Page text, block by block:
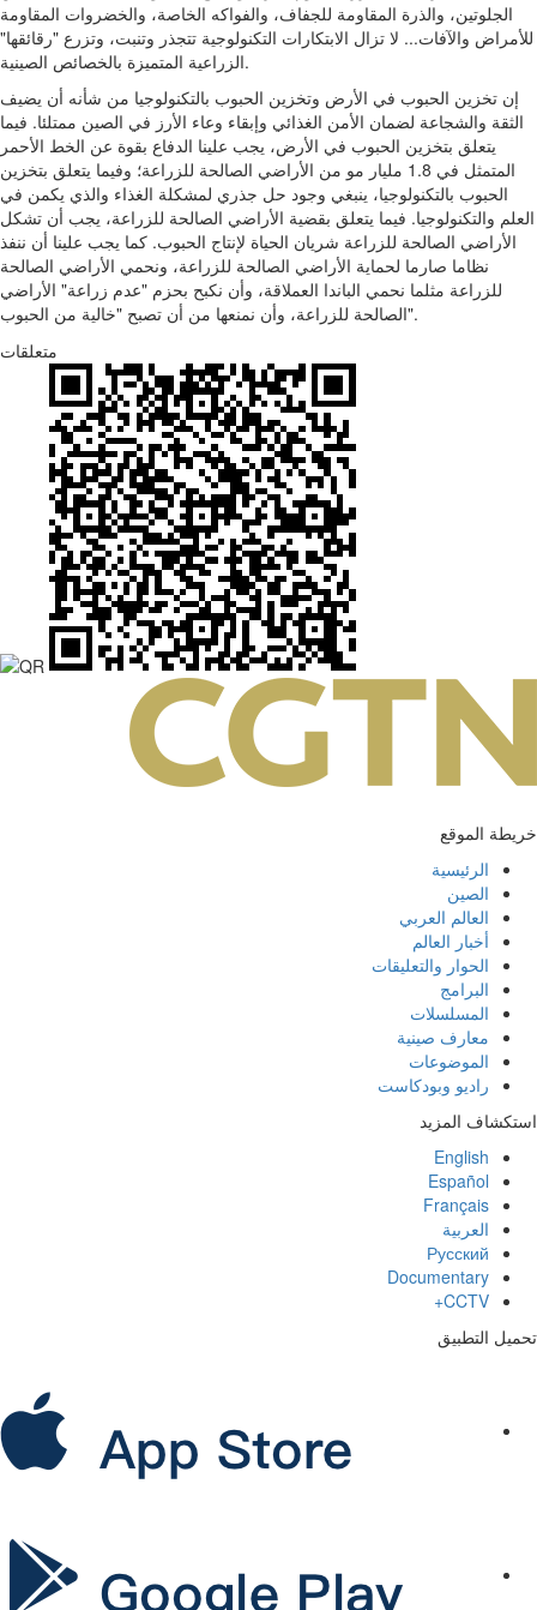
الجلوتين، والذرة المقاومة للجفاف، والفواكه الخاصة، والخضروات المقاومة
للأمراض والآفات... لا تزال الابتكارات التكنولوجية تتجذر وتنبت، وتزرع "رقائقها"
الزراعية المتميزة بالخصائص الصينية.
إن تخزين الحبوب في الأرض وتخزين الحبوب بالتكنولوجيا من شأنه أن يضيف
الثقة والشجاعة لضمان الأمن الغذائي وإبقاء وعاء الأرز في الصين ممتلئا. فيما
يتعلق بتخزين الحبوب في الأرض، يجب علينا الدفاع بقوة عن الخط الأحمر
المتمثل في 1.8 مليار مو من الأراضي الصالحة للزراعة؛ وفيما يتعلق بتخزين
الحبوب بالتكنولوجيا، ينبغي وجود حل جذري لمشكلة الغذاء والذي يكمن في
العلم والتكنولوجيا. فيما يتعلق بقضية الأراضي الصالحة للزراعة، يجب أن تشكل
الأراضي الصالحة للزراعة شريان الحياة لإنتاج الحبوب. كما يجب علينا أن ننفذ
نظاما صارما لحماية الأراضي الصالحة للزراعة، ونحمي الأراضي الصالحة
للزراعة مثلما نحمي الباندا العملاقة، وأن نكبح بحزم "عدم زراعة" الأراضي
الصالحة للزراعة، وأن نمنعها من أن تصبح "خالية من الحبوب".
متعلقات
خريطة الموقع
الرئيسية
الصين
العالم العربي
أخبار العالم
الحوار والتعليقات
البرامج
المسلسلات
معارف صينية
الموضوعات
راديو وبودكاست
استكشاف المزيد
English
Español
Français
العربية
Русский
Documentary
CCTV+
تحميل التطبيق